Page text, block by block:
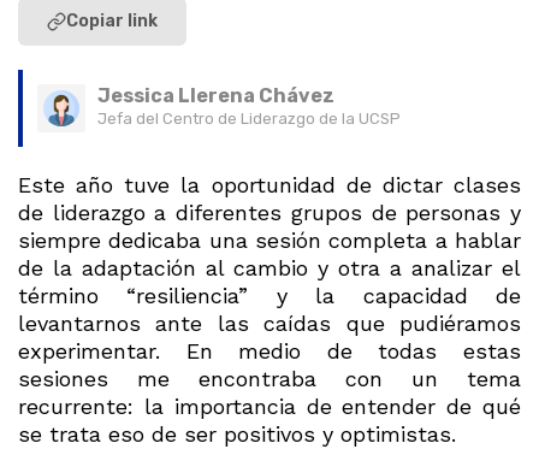
Copiar link
Jessica Llerena Chávez
Jefa del Centro de Liderazgo de la UCSP
Este año tuve la oportunidad de dictar clases
de liderazgo a diferentes grupos de personas y
siempre dedicaba una sesión completa a hablar
de la adaptación al cambio y otra a analizar el
término “resiliencia” y la capacidad de
levantarnos ante las caídas que pudiéramos
experimentar. En medio de todas estas
sesiones me encontraba con un tema
recurrente: la importancia de entender de qué
se trata eso de ser positivos y optimistas.